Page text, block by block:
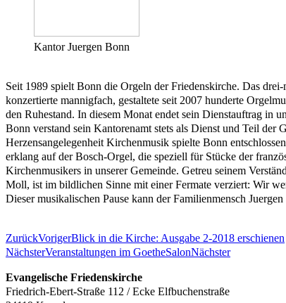
Kantor Juergen Bonn
Seit 1989 spielt Bonn die Orgeln der Friedenskirche. Das
konzertierte mannigfach, gestaltete seit 2007 hunderte
den Ruhestand. In diesem Monat endet sein Dienstauftrag in
Bonn verstand sein Kantorenamt stets als Dienst und Teil der
Herzensangelegenheit Kirchenmusik spielte Bonn
erklang auf der Bosch-Orgel, die speziell für Stücke der
Kirchenmusikers in unserer Gemeinde. Getreu seinem
Moll, ist im bildlichen Sinne mit einer Fermate verziert: Wir
Dieser musikalischen Pause kann der Familienmensch
ZurückVorigerBlick in die Kirche: Ausgabe 2-2018 erschienen
NächsterVeranstaltungen im GoetheSalonNächster
Evangelische Friedenskirche
Friedrich-Ebert-Straße 112 / Ecke Elfbuchenstraße